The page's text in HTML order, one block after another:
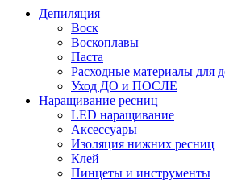
Депиляция
Воск
Воскоплавы
Паста
Расходные материалы для
Уход ДО и ПОСЛЕ
Наращивание ресниц
LED наращивание
Аксессуары
Изоляция нижних ресниц
Клей
Пинцеты и инструменты